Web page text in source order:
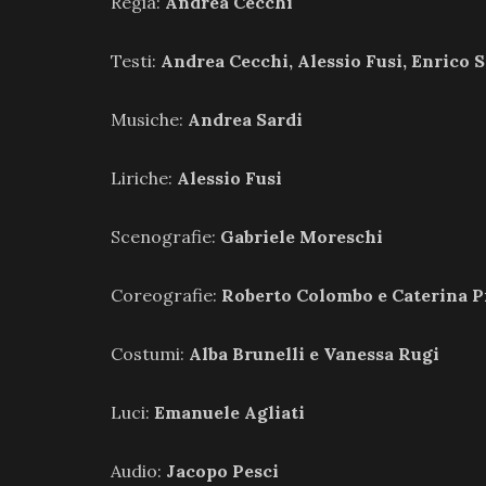
Testi: Andrea Cecchi, Alessio Fusi, Enrico
Musiche: Andrea Sardi
Liriche: Alessio Fusi
Scenografie: Gabriele Moreschi
Coreografie: Roberto Colombo e Caterina
Costumi: Alba Brunelli e Vanessa Rugi
Luci: Emanuele Agliati
Audio: Jacopo Pesci